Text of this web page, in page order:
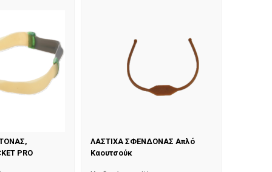
PRO
ΛΑΣΤΙΧΑ ΣΦΕΝΔΟΝΑΣ Απλό
Καουτσούκ